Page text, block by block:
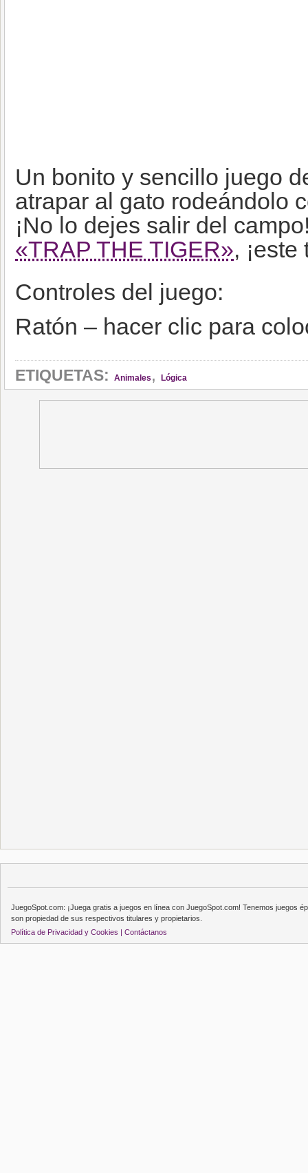
Un bonito y sencillo juego
atrapar al gato rodeándolo
¡No lo dejes salir del
«TRAP THE TIGER»,
Controles del juego:
Ratón – hacer clic para
ETIQUETAS: Animales , Lógica
JuegoSpot.com: ¡Juega gratis a juegos en línea con JuegoSpot.com! Tenemos juegos
son propiedad de sus respectivos titulares y propietarios.
Política de Privacidad y Cookies | Contáctanos